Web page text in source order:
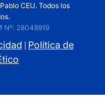
CEU. Todos los
Nº: 28048919
Política de